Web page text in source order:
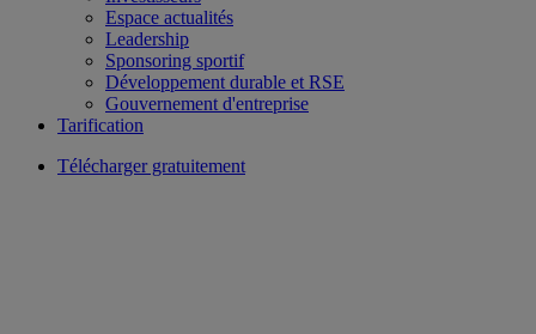
Espace actualités
Leadership
Sponsoring sportif
Développement durable et RSE
Gouvernement d'entreprise
Tarification
Télécharger gratuitement